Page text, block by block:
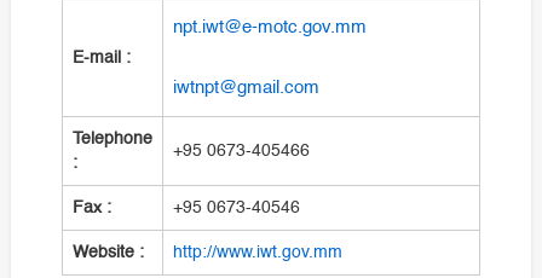
E-mail :
npt.iwt@e-motc.gov.mm
iwtnpt@gmail.com
Telephone
:
+95 0673-405466
Fax : +95 0673-40546
Website : http://www.iwt.gov.mm